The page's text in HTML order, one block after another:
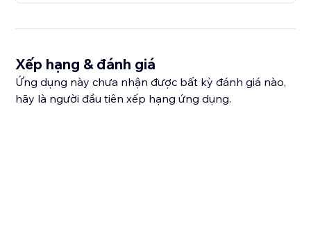
Xếp hạng & đánh giá
Ứng dụng này chưa nhận được bất kỳ đánh giá nào,
hãy là người đầu tiên xếp hạng ứng dụng.